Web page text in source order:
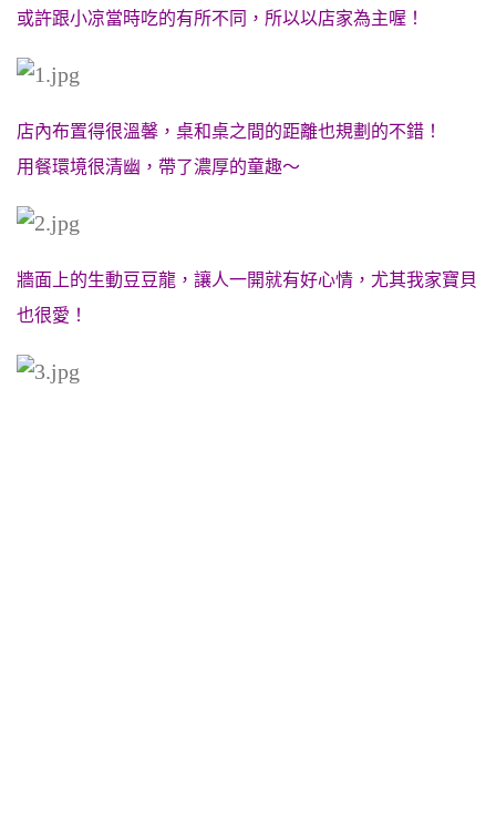
或許跟小凉當時吃的有所不同，所以以店家為主喔！
店內布置得很溫馨，桌和桌之間的距離也規劃的不錯！
用餐環境很清幽，帶了濃厚的童趣～
牆面上的生動豆豆龍，讓人一開就有好心情，尤其我家寶貝
也很愛！